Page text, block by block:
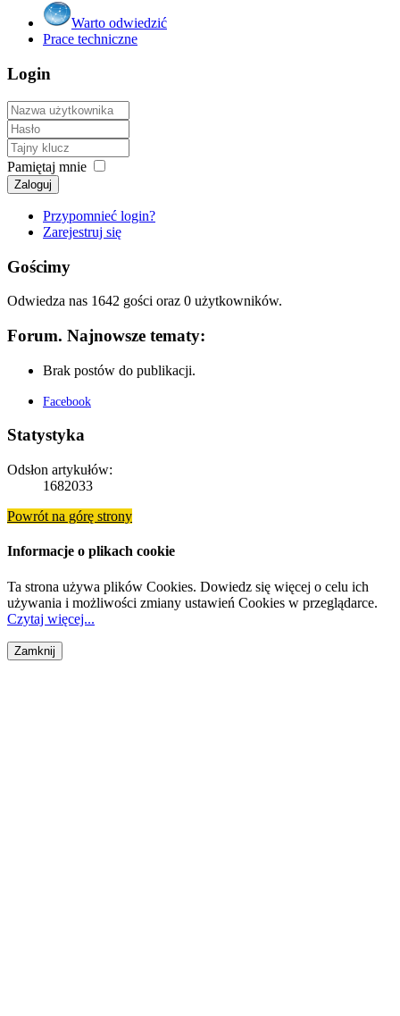
Warto odwiedzić
Prace techniczne
Login
Pamiętaj mnie
Zaloguj
Przypomnieć login?
Zarejestruj się
Gościmy
Odwiedza nas 1642 gości oraz 0 użytkowników.
Forum. Najnowsze tematy:
Brak postów do publikacji.
Facebook
Statystyka
Odsłon artykułów:
1682033
Powrót na górę strony
Informacje o plikach cookie
Ta strona używa plików Cookies. Dowiedz się więcej o celu ich
używania i możliwości zmiany ustawień Cookies w przeglądarce.
Czytaj więcej...